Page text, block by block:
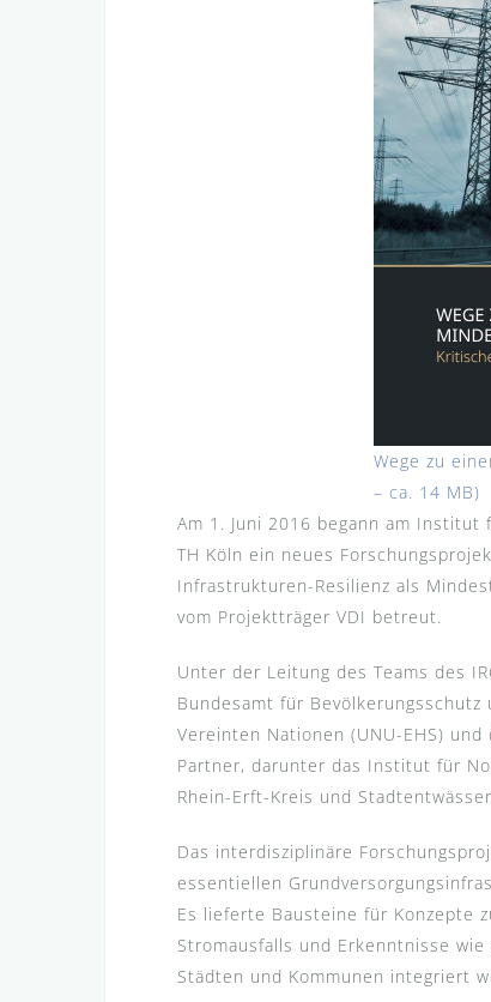
Wege zu
– ca. 14 MB)
Am 1. Juni 2016 begann am Institut
TH Köln ein neues
Infrastrukturen-Resilienz als
vom Projektträger VDI betreut.
Unter der Leitung des Teams des
Bundesamt für
Vereinten Nationen (UNU-EHS)
Partner, darunter das Institut für
Rhein-Erft-Kreis und
Das interdisziplinäre
essentiellen
Es lieferte Bausteine für Konzepte
Stromausfalls und Erkenntnisse
Städten und Kommunen integriert